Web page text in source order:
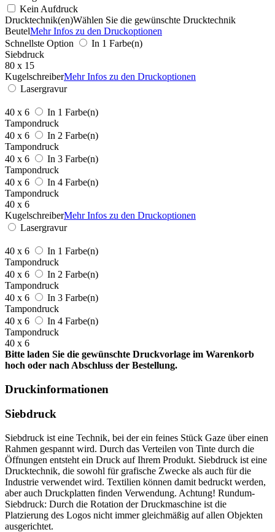
Kein Aufdruck
Drucktechnik(en)Wählen Sie die gewünschte Drucktechnik
BeutelMehr Infos zu den Druckoptionen
Schnellste Option
In 1 Farbe(n)
Siebdruck
80 x 15
KugelschreiberMehr Infos zu den Druckoptionen
Lasergravur
40 x 6
In 1 Farbe(n)
Tampondruck
40 x 6
In 2 Farbe(n)
Tampondruck
40 x 6
In 3 Farbe(n)
Tampondruck
40 x 6
In 4 Farbe(n)
Tampondruck
40 x 6
KugelschreiberMehr Infos zu den Druckoptionen
Lasergravur
40 x 6
In 1 Farbe(n)
Tampondruck
40 x 6
In 2 Farbe(n)
Tampondruck
40 x 6
In 3 Farbe(n)
Tampondruck
40 x 6
In 4 Farbe(n)
Tampondruck
40 x 6
Bitte laden Sie die gewünschte Druckvorlage im Warenkorb
hoch oder nach Abschluss der Bestellung.
Druckinformationen
Siebdruck
Siebdruck ist eine Technik, bei der ein feines Stück Gaze über einen
Rahmen gespannt wird. Durch das Verteilen von Tinte durch die
Öffnungen entsteht ein Druck auf Ihrem Produkt. Siebdruck ist eine
Drucktechnik, die sowohl für grafische Zwecke als auch für die
Industrie verwendet wird. Textilien können damit bedruckt werden,
aber auch Druckplatten finden Verwendung. Achtung! Rundum-
Siebdruck: Durch die Rotation der Druckmaschine ist die
Platzierung des Logos nicht immer gleichmäßig auf allen Objekten
ausgerichtet.